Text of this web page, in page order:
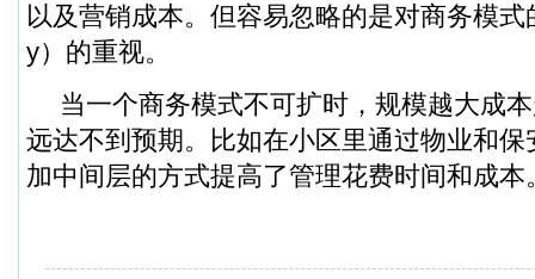
以及营销成本。但容易忽略的是对商务模
y）的重视。
当一个商务模式不可扩时，规模越大成
远达不到预期。比如在小区里通过物业和
加中间层的方式提高了管理花费时间和成本